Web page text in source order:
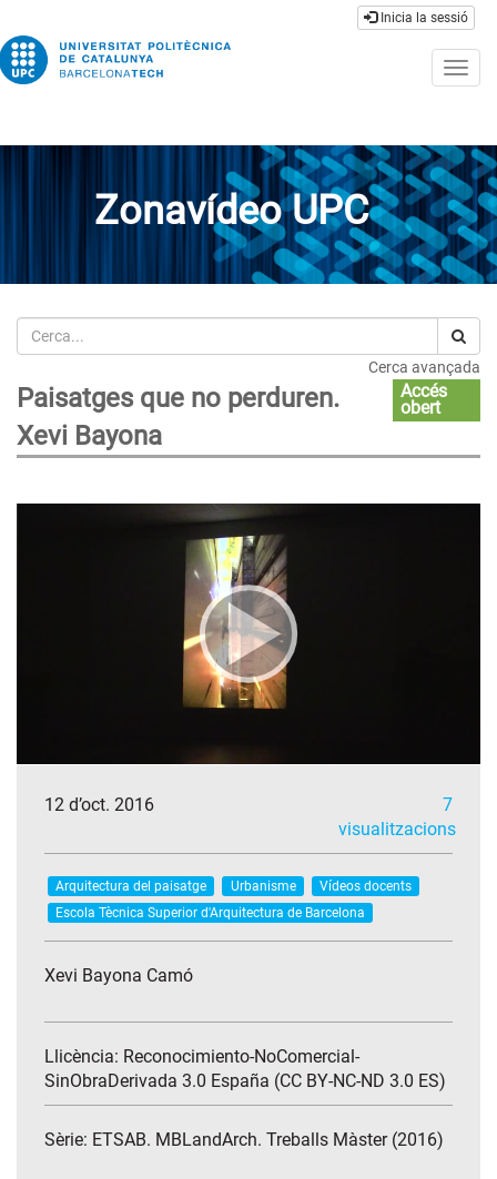
Inicia la sessió
Zonavídeo UPC
Cerca
Cerca avançada
Paisatges que no perduren.
Xevi Bayona
Accés
obert
12 d’oct. 2016
7
visualitzacions
Arquitectura del paisatge Urbanisme
Vídeos docents
Escola Tècnica Superior d'Arquitectura de Barcelona
Xevi Bayona Camó
Llicència: Reconocimiento-NoComercial-
SinObraDerivada 3.0 España (CC BY-NC-ND 3.0 ES)
Sèrie: ETSAB. MBLandArch. Treballs Màster (2016)